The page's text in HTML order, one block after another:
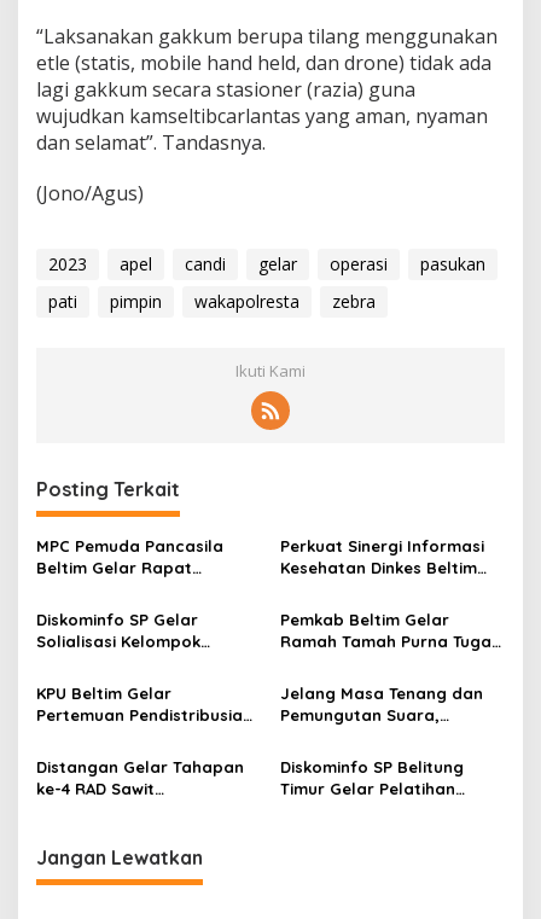
“Laksanakan gakkum berupa tilang menggunakan
etle (statis, mobile hand held, dan drone) tidak ada
lagi gakkum secara stasioner (razia) guna
wujudkan kamseltibcarlantas yang aman, nyaman
dan selamat”. Tandasnya.
(Jono/Agus)
2023 apel candi gelar operasi
pasukan
pati
pimpin wakapolresta zebra
Ikuti Kami
Posting Terkait
MPC Pemuda Pancasila
Beltim Gelar Rapat
Pemberdayaan Anggota di
Bidang UMKM
Perkuat Sinergi Informasi
Kesehatan Dinkes Beltim
Bersama Jurnalis
Diskominfo SP Gelar
Solialisasi Kelompok
Pemkab Beltim Gelar
Ramah Tamah Purna Tugas
KPU Beltim Gelar
Pertemuan Pendistribusian
Jelang Masa Tenang dan
Pemungutan Suara,
Konsolidasi Pengawas
Pemilu
Distangan Gelar Tahapan
ke-4 RAD Sawit
Diskominfo SP Belitung
Timur Gelar Pelatihan
Jangan Lewatkan